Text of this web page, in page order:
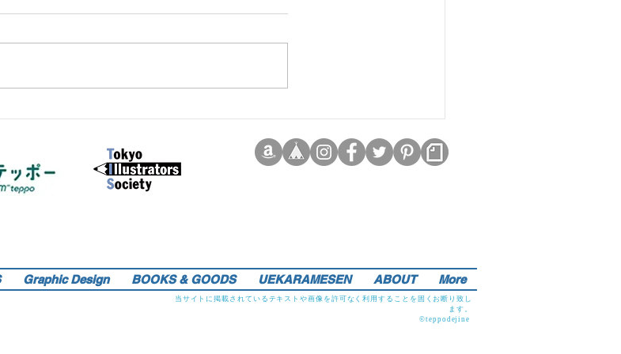
Graphic Design BOOKS & GOODS UEKARAMESEN ABOUT More
当サイトに掲載されているテキストや画像を許可なく利用することを固くお断り致し
ます。
©teppodejine